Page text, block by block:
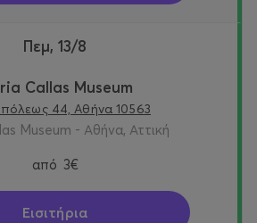
Πεμ, 13/8
Callas Museum
44, Αθήνα 10563
Museum - Αθήνα, Αττική
από 3€
Εισιτήρια